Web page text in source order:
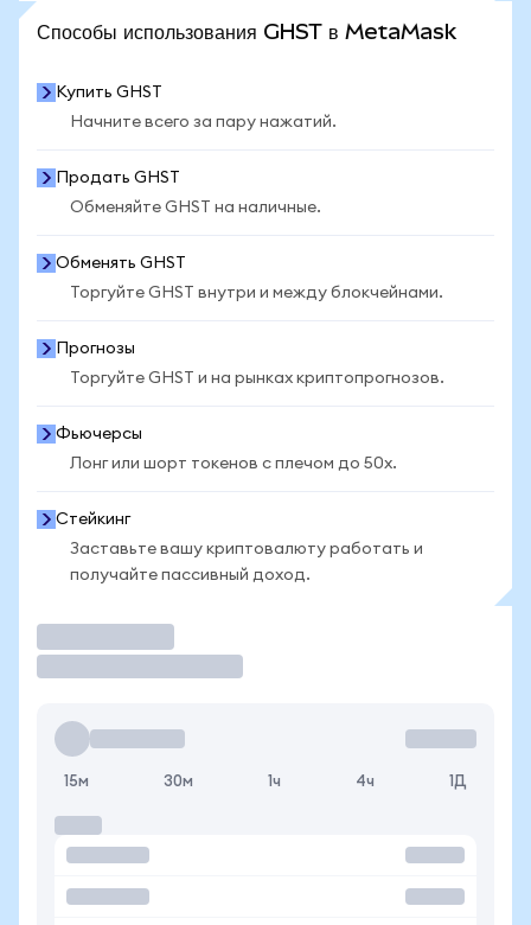
Способы использования GHST в MetaMask
Купить GHST
Начните всего за пару нажатий.
Продать GHST
Обменяйте GHST на наличные.
Обменять GHST
Торгуйте GHST внутри и между блокчейнами.
Прогнозы
Торгуйте GHST и на рынках криптопрогнозов.
Фьючерсы
Лонг или шорт токенов с плечом до 50x.
Стейкинг
Заставьте вашу криптовалюту работать и
получайте пассивный доход.
15м 30м 1ч 4ч 1Д